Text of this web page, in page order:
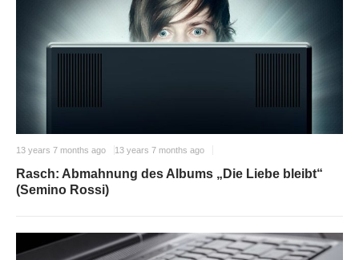
13 years 7 months ago 13 years 7 months ago
Rasch: Abmahnung des Albums „Die Liebe bleibt“
(Semino Rossi)